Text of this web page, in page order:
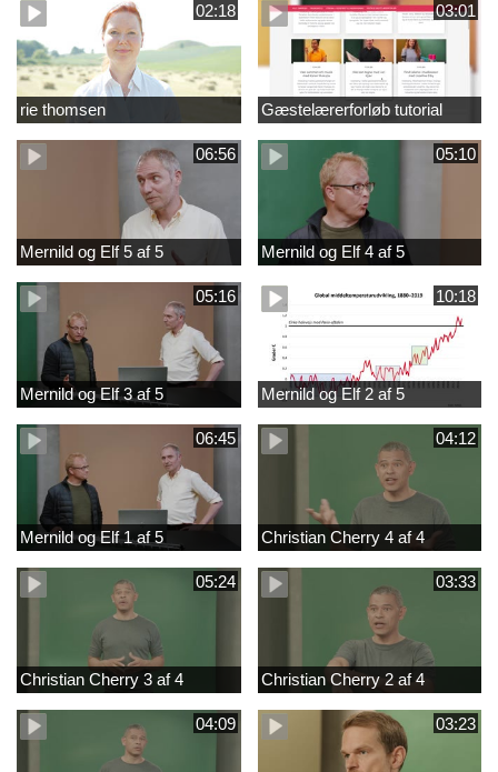
02:18
rie thomsen
03:01
Gæstelærerforløb tutorial
06:56
Mernild og Elf 5 af 5
05:10
Mernild og Elf 4 af 5
05:16
Mernild og Elf 3 af 5
10:18
Mernild og Elf 2 af 5
06:45
Mernild og Elf 1 af 5
04:12
Christian Cherry 4 af 4
05:24
Christian Cherry 3 af 4
03:33
Christian Cherry 2 af 4
04:09 03:23